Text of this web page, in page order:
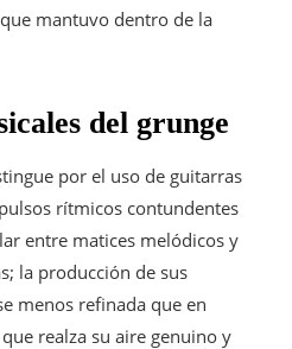
mantuvo dentro de la
del grunge
por el uso de guitarras
rítmicos contundentes
entre matices melódicos y
la producción de sus
menos refinada que en
realza su aire genuino y